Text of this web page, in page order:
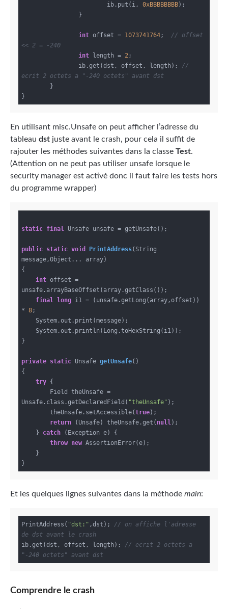
			ib.put(i,
0xBBBBBBBB);
int offset = 1073741764 ; // offset
<< 2 = -240
int length = 2 ;
		ib.get(dst, offset, length);
//
ecrit 2 octets a "-240 octets" avant dst
En utilisant misc.Unsafe on peut afficher l’adresse du
tableau dst juste avant le crash, pour cela il suffit de
rajouter les méthodes suivantes dans la classe Test.
(Attention on ne peut pas utiliser unsafe lorsque le
security manager est activé donc il faut faire les tests hors
du programme wrapper)
static final Unsafe unsafe = getUnsafe();
public static void PrintAddress(String
message,Object... array)
{
int offset =
unsafe.arrayBaseOffset(array.getClass());
final long i1 = (unsafe.getLong(array,offset))
* 8;
}
private static Unsafe getUnsafe()
{
try {
Unsafe.class.getDeclaredField( "theUnsafe" );
        theUnsafe.setAccessible(
true);
return (Unsafe) theUnsafe.get( null);
    }
catch (Exception e) {
throw new AssertionError(e);
Et les quelques lignes suivantes dans la méthode main:
PrintAddress( "dst:" ,dst); // on affiche l'adresse
de dst avant le crash
ib.get(dst, offset, length); // ecrit 2 octets a
"-240 octets" avant dst
Comprendre le crash